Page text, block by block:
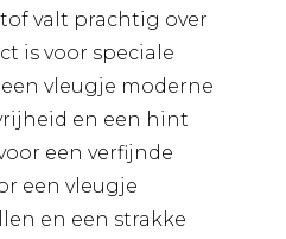
valt prachtig over
is voor speciale
vleugje moderne
en een hint
een verfijnde
een vleugje
en een strakke